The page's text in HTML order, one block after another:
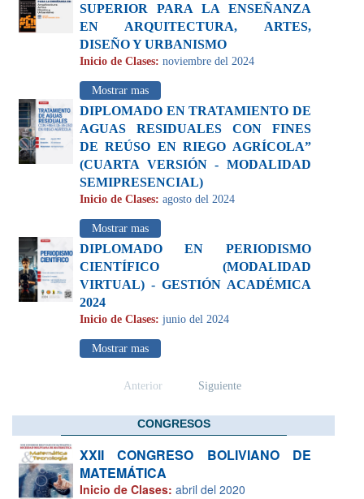
SUPERIOR PARA LA ENSEÑANZA
EN ARQUITECTURA, ARTES,
DISEÑO Y URBANISMO
Inicio de Clases: noviembre del 2024
Mostrar mas
DIPLOMADO EN TRATAMIENTO DE
AGUAS RESIDUALES CON FINES
DE REÚSO EN RIEGO AGRÍCOLA”
(CUARTA VERSIÓN - MODALIDAD
SEMIPRESENCIAL)
Inicio de Clases: agosto del 2024
Mostrar mas
DIPLOMADO EN PERIODISMO
CIENTÍFICO (MODALIDAD
VIRTUAL) - GESTIÓN ACADÉMICA
2024
Inicio de Clases: junio del 2024
Mostrar mas
Anterior Siguiente
CONGRESOS
XXII CONGRESO BOLIVIANO DE
MATEMÁTICA
Inicio de Clases: abril del 2020